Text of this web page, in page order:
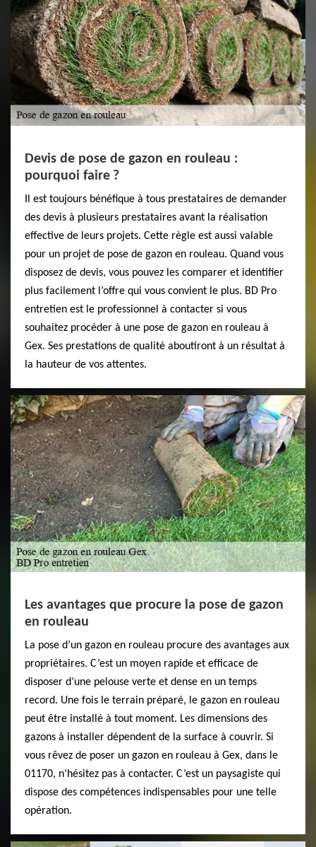
Devis de pose de gazon en rouleau :
pourquoi faire ?
Il est toujours bénéfique à tous prestataires de demander
des devis à plusieurs prestataires avant la réalisation
effective de leurs projets. Cette règle est aussi valable
pour un projet de pose de gazon en rouleau. Quand vous
disposez de devis, vous pouvez les comparer et identifier
plus facilement l’offre qui vous convient le plus. BD Pro
entretien est le professionnel à contacter si vous
souhaitez procéder à une pose de gazon en rouleau à
Gex. Ses prestations de qualité aboutiront à un résultat à
la hauteur de vos attentes.
Les avantages que procure la pose de gazon
en rouleau
La pose d’un gazon en rouleau procure des avantages aux
propriétaires. C’est un moyen rapide et efficace de
disposer d’une pelouse verte et dense en un temps
record. Une fois le terrain préparé, le gazon en rouleau
peut être installé à tout moment. Les dimensions des
gazons à installer dépendent de la surface à couvrir. Si
vous rêvez de poser un gazon en rouleau à Gex, dans le
01170, n’hésitez pas à contacter. C’est un paysagiste qui
dispose des compétences indispensables pour une telle
opération.